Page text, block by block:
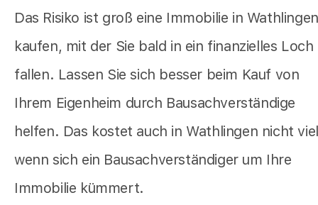
Das Risiko ist groß eine Immobilie in
kaufen, mit der Sie bald in ein finanzielles Loch
fallen. Lassen Sie sich besser beim Kauf von
Ihrem Eigenheim durch Bausachverständige
helfen. Das kostet auch in Wathlingen nicht viel
wenn sich ein Bausachverständiger um Ihre
Immobilie kümmert.